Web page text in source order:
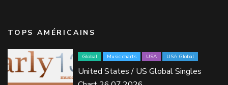
TOPS AMÉRICAINS
Global Music charts USA USA Global
United States / US Global Singles